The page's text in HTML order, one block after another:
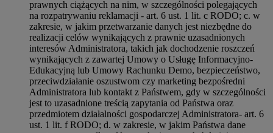
prawnych ciążących na nim, w szczególności polegających
na rozpatrywaniu reklamacji - art. 6 ust. 1 lit. c RODO; c. w
zakresie, w jakim przetwarzanie danych jest niezbędne do
realizacji celów wynikających z prawnie uzasadnionych
interesów Administratora, takich jak dochodzenie roszczeń
wynikających z zawartej Umowy o Usługę Informacyjno-
Edukacyjną lub Umowy Rachunku Demo, bezpieczeństwo,
przeciwdziałanie oszustwom czy marketing bezpośredni
Administratora lub kontakt z Państwem, gdy w szczególności
jest to uzasadnione treścią zapytania od Państwa oraz
przedmiotem działalności gospodarczej Administratora- art. 6
ust. 1 lit. f RODO; d. w zakresie, w jakim Państwa dane